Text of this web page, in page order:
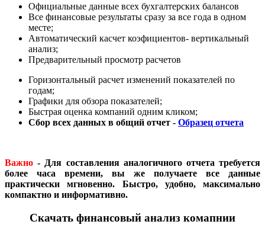
Официальные данные всех бухгалтерских балансов
Все финансовые результаты сразу за все года в одном
месте;
Автоматический касчет коэфициентов- вертикальный
анализ;
Предварительный просмотр расчетов
Горизонтальный расчет изменений показателей по
годам;
Графики для обзора показателей;
Быстрая оценка компаний одним кликом;
Сбор всех данных в общий отчет - Образец отчета
Важно - Для составления аналогичного отчета требуется
более часа времени, вы же получаете все данные
практически мгновенно. Быстро, удобно, максимально
компактно и информативно.
Скачать финансовый анализ комапнии